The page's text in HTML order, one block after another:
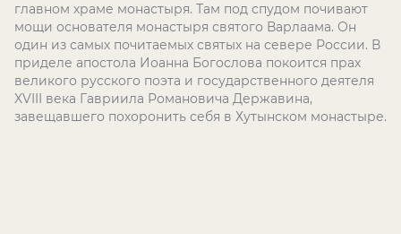
главном храме монастыря. Там под спудом почивают
мощи основателя монастыря святого Варлаама. Он
один из самых почитаемых святых на севере России. В
приделе апостола Иоанна Богослова покоится прах
великого русского поэта и государственного деятеля
XVIII века Гавриила Романовича Державина,
завещавшего похоронить себя в Хутынском монастыре.